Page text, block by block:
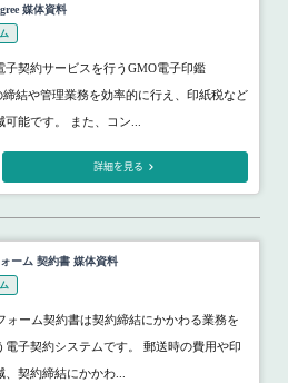
媒体資料
子契約サービスを行うGMO電子印鑑
締結や管理業務を効率的に行え、印紙税など
能です。 また、コン...
詳細を見る
ーム 契約書 媒体資料
ォーム契約書は契約締結にかかわる業務を
電子契約システムです。 郵送時の費用や印
契約締結にかかわ...